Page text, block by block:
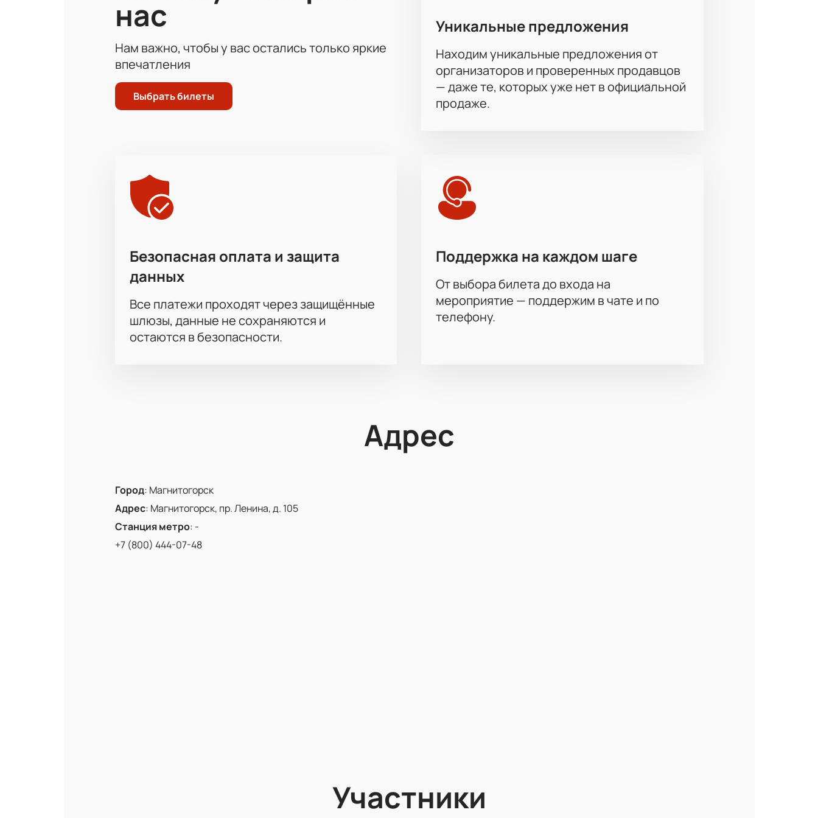
нас
Нам важно, чтобы у вас остались только яркие
впечатления
Выбрать билеты
Уникальные предложения
Находим уникальные предложения от
организаторов и проверенных продавцов
— даже те, которых уже нет в официальной
продаже.
Безопасная оплата и защита
данных
Все платежи проходят через защищённые
шлюзы, данные не сохраняются и
остаются в безопасности.
Поддержка на каждом шаге
От выбора билета до входа на
мероприятие — поддержим в чате и по
телефону.
Адрес
Город: Магнитогорск
Адрес: Магнитогорск, пр. Ленина, д. 105
Станция метро: -
+7 (800) 444-07-48
Участники